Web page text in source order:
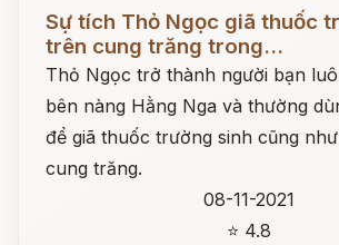
Sự tích Thỏ Ngọc giã thuốc
trên cung trăng trong...
Thỏ Ngọc trở thành người bạn
bên nàng Hằng Nga và thường
để giã thuốc trường sinh cũng
cung trăng.
08-11-2021
⭐ 4.8